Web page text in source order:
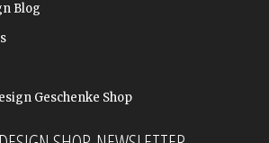
Blog
Geschenke Shop